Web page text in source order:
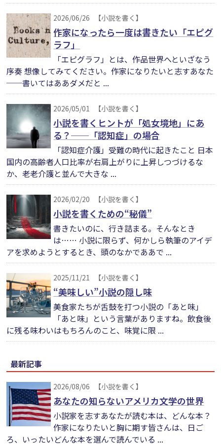
2026/06/26 【小説を書く】
作家になったら一度は書きたい「エピグ
ラフ」
「エピグラフ」とは、作品世界へといざなう
序奏 想像してみてください。作家になりたいと志すあなた
──書いてはああダメだと ...
2026/05/01 【小説を書く】
小説を書くヒントが「処女境地」にあ
る？──「認知症」の場合
「認知症介護」受難の時代に起きたこと 日本
国内の高齢者人口比率が右肩上がりに上昇しつづけるな
か、老老介護と並んで大きな ...
2026/02/20 【小説を書く】
小説を書くための“秘儀”
書きたいのに、行き詰まる。そんなとき
は…… 小説に限らず、何かしら執筆のアイデ
アを求めようとするとき、頭のなかでああで ...
2025/11/21 【小説を書く】
“美味しい”小説の隠し味
美食家たちが舌鼓を打つ小説の「あと味」
「あと味」という言葉がありますね。飲食後
に残る味わいはもちろんのこと、味覚に限 ...
最新記事
2026/08/06 【小説を書く】
あなたの知らないアメリカ文学の世界
小説家を志すあなたが読む本は、どんな本？
作家になりたいと胸に期す皆さんは、日ご
ろ、いったいどんな本を選んで読んでいる ...